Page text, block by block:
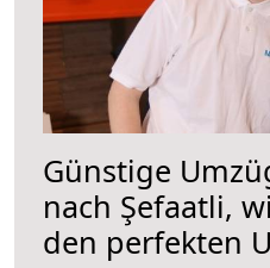
Günstige
nach Şefaatli,
den perfekten